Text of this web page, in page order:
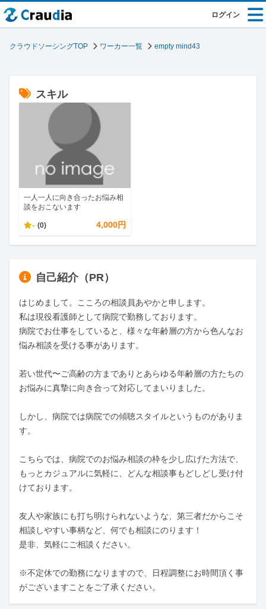
ログイン
クラウドソーシングTOP ワーカー一覧 empty mind43
スキル
一人一人に向き合ったお悩み相
談をおこないます
- (0) 4,000円
自己紹介（PR）
はじめまして。こころの相談員あやかと申します。
私は現役看護師として病院で勤務しております。
病院でお仕事をしていると、様々な年齢層の方から色んなお
悩み相談を受ける事があります。
若い世代〜ご高齢の方までありとあらゆる年齢層の方たちの
お悩みに真摯に向き合って対応してまいりました。
しかし、病院では病院での傾聴スタイルというものがありま
す。
こちらでは、病院でのお悩み相談の枠を少し広げた方法で、
もっとカジュアルに気軽に、どんな相談事もどしどし受け付
けております。
友人や家族にも打ち明けられないような、第三者だからこそ
相談しやすい事柄など、何でも相談にのります！
是非、気軽にご相談ください。
※不定休での勤務になりますので、日程調整にお時間頂く事
がございますことをご了承ください。